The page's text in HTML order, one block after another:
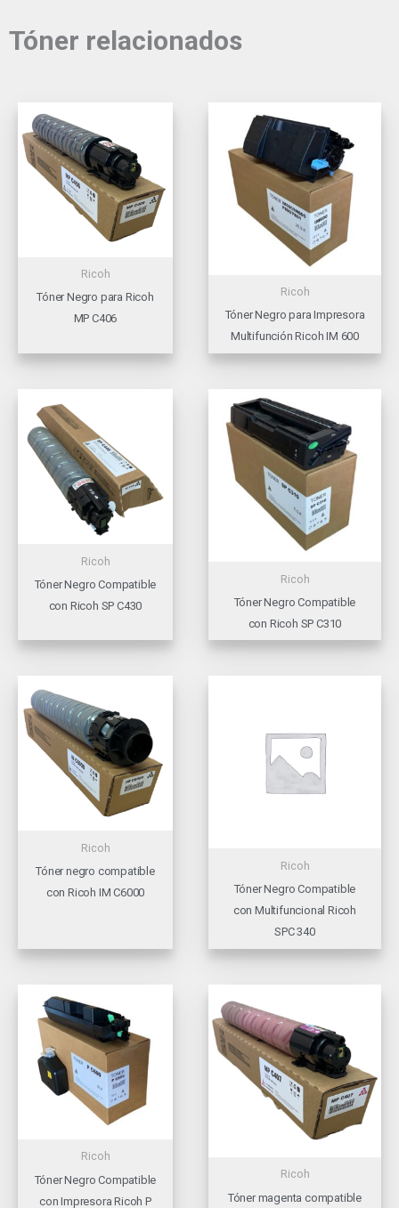
Tóner relacionados
Ricoh
Tóner Negro para Ricoh
MP C406
Ricoh
Tóner Negro para Impresora
Multifunción Ricoh IM 600
Ricoh
Tóner Negro Compatible
con Ricoh SP C430
Ricoh
Tóner Negro Compatible
con Ricoh SP C310
Ricoh
Tóner negro compatible
con Ricoh IM C6000
Ricoh
Tóner Negro Compatible
con Multifuncional Ricoh
SPC 340
Ricoh
Tóner Negro Compatible
con Impresora Ricoh P
Ricoh
Tóner magenta compatible